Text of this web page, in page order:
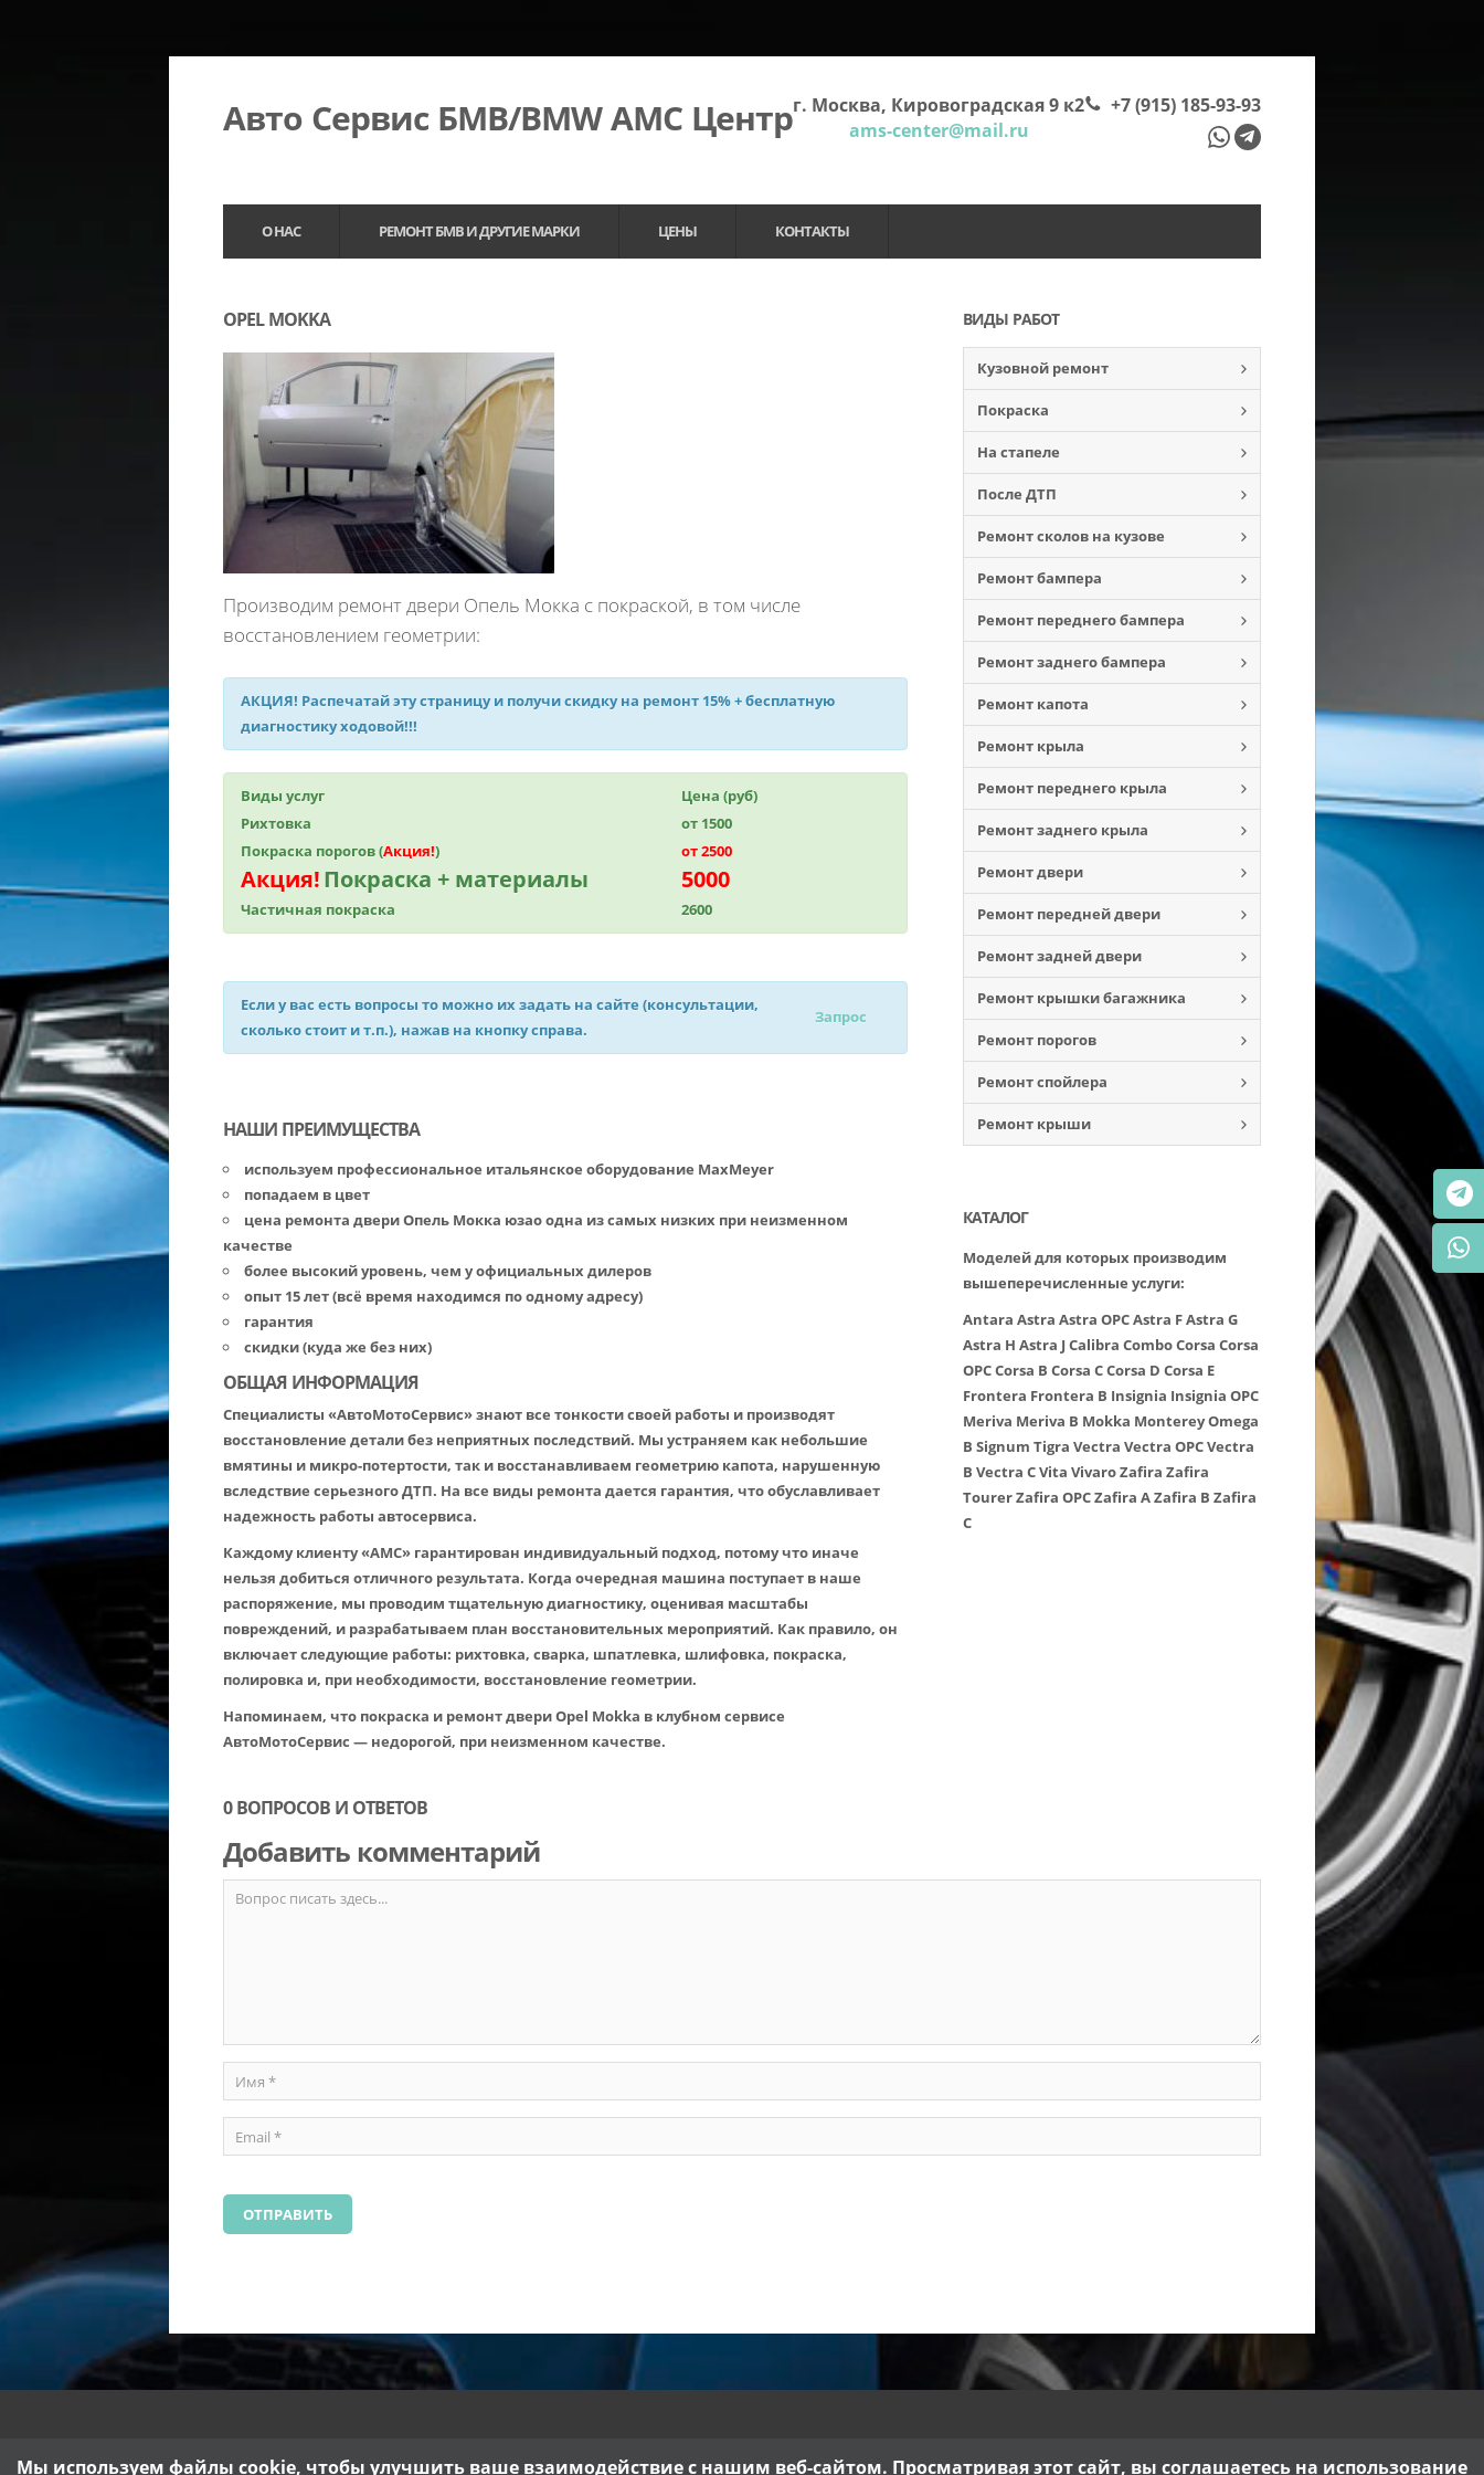
Авто Сервис БМВ/BMW АМС Центр +7 (915) 185-93-93
г. Москва, Кировоградская 9 к2
ams-center@mail.ru
О НАС РЕМОНТ БМВ И ДРУГИЕ МАРКИ ЦЕНЫ КОНТАКТЫ
OPEL MOKKA
Производим ремонт двери Опель Мокка с покраской, в том числе
восстановлением геометрии:
АКЦИЯ! Распечатай эту страницу и получискидку на ремонт 15%+ бесплатную
диагностику ходовой!!!
Виды услуг
Цена (руб)
Рихтовка
от 1500
Покраска порогов (Акция!) от 2500
Акция!Покраска + материалы 5000
Частичная покраска 2600
Если у вас есть вопросы то можно их задать на сайте (консультации,
сколько стоит и т.п.), нажав на кнопку справа.
Запрос
НАШИ ПРЕИМУЩЕСТВА
используем профессиональное итальянское оборудование MaxMeyer
попадаем в цвет
цена ремонта двери Опель Мокка юзао одна из самых низких при неизменном
качестве
более высокий уровень, чем у официальных дилеров
опыт 15 лет (всё время находимся по одному адресу)
гарантия
скидки (куда же без них)
ОБЩАЯ ИНФОРМАЦИЯ
Специалисты «АвтоМотоСервис» знают все тонкости своей работы и производят
восстановление детали без неприятных последствий. Мы устраняем как небольшие
вмятины и микро-потертости, так и восстанавливаем геометрию капота, нарушенную
вследствие серьезного ДТП. На все виды ремонта дается гарантия, что обуславливает
надежность работы автосервиса.
Каждому клиенту «АМС» гарантирован индивидуальный подход, потому что иначе
нельзя добиться отличного результата. Когда очередная машина поступает в наше
распоряжение, мы проводим тщательную диагностику, оценивая масштабы
повреждений, и разрабатываем план восстановительных мероприятий. Как правило, он
включает следующие работы: рихтовка, сварка, шпатлевка, шлифовка, покраска,
полировка и, при необходимости, восстановление геометрии.
Напоминаем, что покраска и ремонт двери Opel Mokka в клубном сервисе
АвтоМотоСервис — недорогой, при неизменном качестве.
ВИДЫ РАБОТ
Кузовной ремонт
Покраска
На стапеле
После ДТП
Ремонт сколов на кузове
Ремонт бампера
Ремонт переднего бампера
Ремонт заднего бампера
Ремонт капота
Ремонт крыла
Ремонт переднего крыла
Ремонт заднего крыла
Ремонт двери
Ремонт передней двери
Ремонт задней двери
Ремонт крышки багажника
Ремонт порогов
Ремонт спойлера
Ремонт крыши
КАТАЛОГ
Моделей для которых производим
вышеперечисленные услуги:
Antara Astra Astra OPCAstra FAstra G
Astra H Astra J Calibra ComboCorsa Corsa
OPCCorsa B Corsa CCorsa D Corsa E
Frontera Frontera B Insignia Insignia OPC
Meriva Meriva B Mokka MontereyOmega
B Signum Tigra Vectra Vectra OPCVectra
B Vectra CVita VivaroZafira Zafira
TourerZafira OPCZafira AZafira B Zafira
C
0 ВОПРОСОВ И ОТВЕТОВ
Добавить комментарий
Мы используем файлы cookie, чтобы улучшить ваше взаимодействие с нашим веб-сайтом. Просматривая этот сайт, вы соглашаетесь на использование